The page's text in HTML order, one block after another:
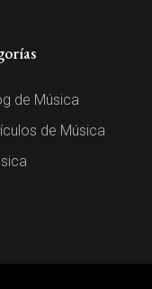
de Música
de Música